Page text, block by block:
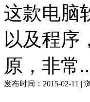
这款电脑
以及程序
原，非常
发布时间： 2015-02-11 |